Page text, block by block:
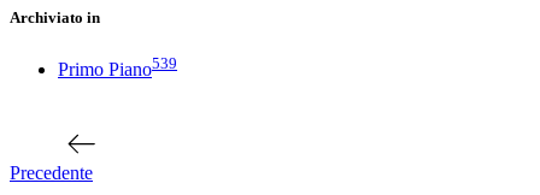
Archiviato in
Primo Piano539
articoli
Precedente